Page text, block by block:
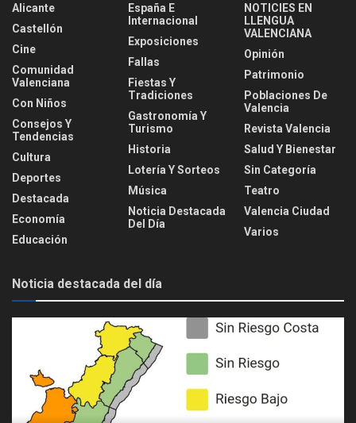
Alicante
Castellón
Cine
Comunidad
Valenciana
Con Niños
Consejos Y
Tendencias
Cultura
Deportes
Destacada
Economía
Educación
España E
Internacional
Exposiciones
Fallas
Fiestas Y
Tradiciones
Gastronomía Y
Turismo
Historia
Lotería Y Sorteos
Música
Noticia Destacada
Del Día
NOTICIES EN
LLENGUA
VALENCIANA
Opinión
Patrimonio
Poblaciones De
Valencia
Revista Valencia
Salud Y Bienestar
Sin Categoría
Teatro
Valencia Ciudad
Varios
Noticia destacada del día